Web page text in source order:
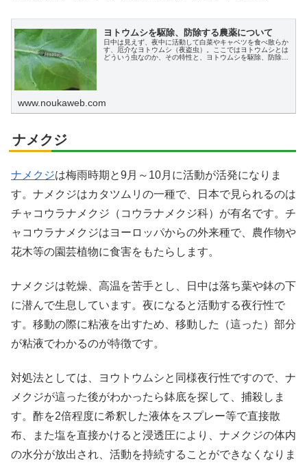
ヨトウムシを駆除、防除する農薬について
日中は見えず、夜中に活動して白菜やキャベツを食べ散らか
す、厄介なヨトウムシ（夜盗虫）。ここではヨトウムシとは
どういう虫なのか、その特性と、ヨトウムシを駆除、防除す
www.noukaweb.com
ナメクジ
ナメクジは梅雨時期と9月～10月に活動が活発になりま
す。ナメクジはカタツムリの一種で、日本で見られるのは
チャコウラナメクジ（コウラナメクジ科）が有名です。チ
ャコウラナメクジはヨーロッパからの外来種で、農作物や
花木等の園芸植物に食害をもたらします。
ナメクジは乾燥、高温を苦手とし、日中は落ち葉や鉢の下
に潜んで生息しています。夜になると活動する夜行性で
す。移動の際に粘液を出すため、移動した（這った）部分
が粘液でわかるのが特徴です。
対処法としては、ヨウトウムシと同様夜行性ですので、ナ
メクジが這った後がわかったら鉢底を探して、捕殺しま
す。酢を2倍程度に希釈した液体をスプレー等で直接散
布、また塩を直接かけると浸透圧により、ナメクジの体内
の水分が放出され、活動を持続することができなくなりま